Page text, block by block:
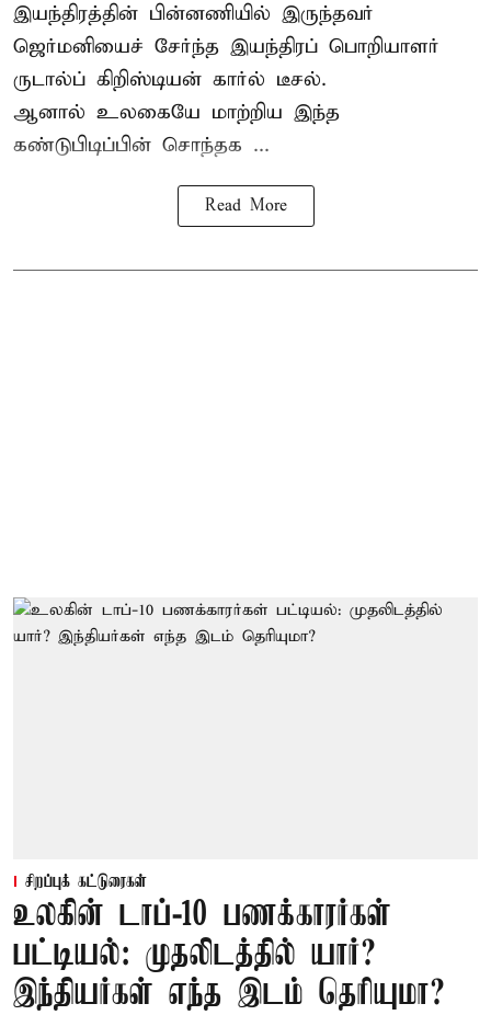
இயந்திரத்தின் பின்னணியில் இருந்தவர்
ஜெர்மனியைச் சேர்ந்த இயந்திரப் பொறியாளர்
ருடால்ப் கிறிஸ்டியன் கார்ல் டீசல்.
ஆனால் உலகையே மாற்றிய இந்த
கண்டுபிடிப்பின் சொந்தக ...
Read More
சிறப்புக் கட்டுரைகள்
உலகின் டாப்-10 பணக்காரர்கள்
பட்டியல்: முதலிடத்தில் யார்?
இந்தியர்கள் எந்த இடம் தெரியுமா?